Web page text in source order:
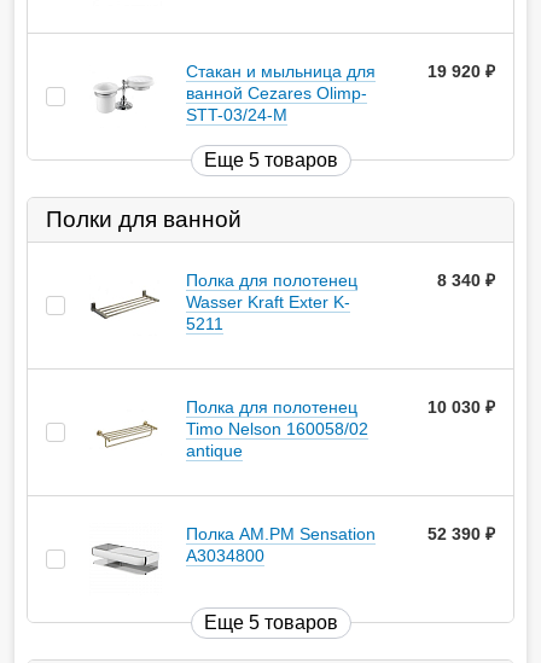
Стакан и мыльница для
ванной Cezares Olimp-
STT-03/24-M
19 920
Еще 5 товаров
Полки для ванной
Полка для полотенец
Wasser Kraft Exter K-
5211
8 340
Полка для полотенец
Timo Nelson 160058/02
antique
10 030
Полка AM.PM Sensation
A3034800
52 390
Еще 5 товаров